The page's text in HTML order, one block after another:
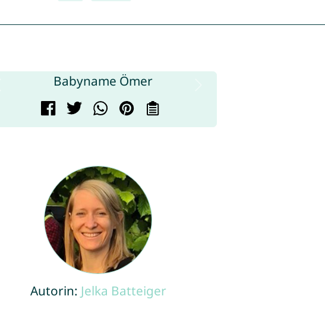
Autorin: Jelka Batteiger